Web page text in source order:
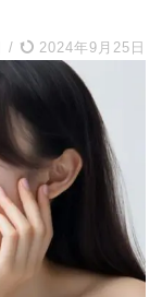
/ 2024年9月25日